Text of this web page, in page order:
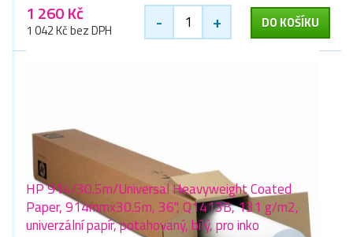
1 260 Kč
1 042 Kč bez DPH - + DO KOŠÍKU
HP 914/30.5m/Universal Heavyweight Coated
Paper, 914mmx30.5m, 36", Q1413B, 131 g/m2,
univerzální papír, potahovaný, bílý, pro inko